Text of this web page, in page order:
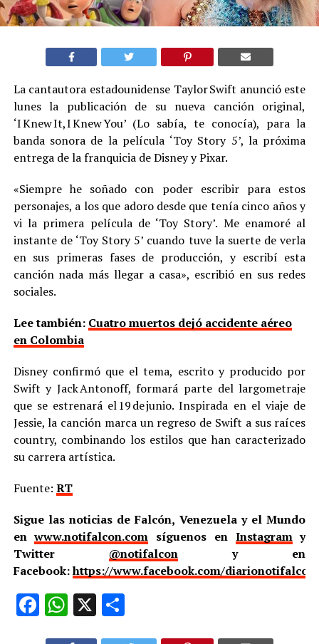
La cantautora estadounidense Taylor Swift anunció este
lunes la publicación de su nueva canción original,
‘I Knew It, I Knew You’ (Lo sabía, te conocía), para la
banda sonora de la película ‘Toy Story 5’, la próxima
entrega de la franquicia de Disney y Pixar.
«Siempre he soñado con poder escribir para estos
personajes, a los que adoro desde que tenía cinco años y
vi la primera película de ‘Toy Story’. Me enamoré al
instante de ‘Toy Story 5’ cuando tuve la suerte de verla
en sus primeras fases de producción, y escribí esta
canción nada más llegar a casa», escribió en sus redes
sociales.
Lee también: Cuatro muertos dejó accidente aéreo
en Colombia
Disney confirmó que el tema, escrito y producido por
Swift y Jack Antonoff, formará parte del largometraje
que se estrenará el 19 de junio. Inspirada en el viaje de
Jessie, la canción marca un regreso de Swift a sus raíces
country, combinando los estilos que han caracterizado
su carrera artística.
Fuente: RT
Sigue las noticias de Falcón, Venezuela y el Mundo
enwww.notifalcon.com síguenos en Instagramy
Twitter @notifalcony en
Facebook:https://www.facebook.com/
Facebook
WhatsApp
X Compartir